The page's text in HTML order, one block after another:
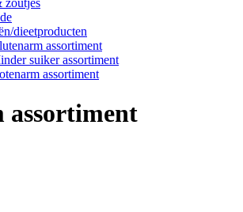
zoutjes
dieetproducten
assortiment
suiker assortiment
assortiment
assortiment